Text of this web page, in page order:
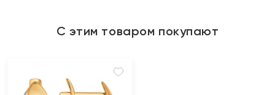
С этим товаром покупают